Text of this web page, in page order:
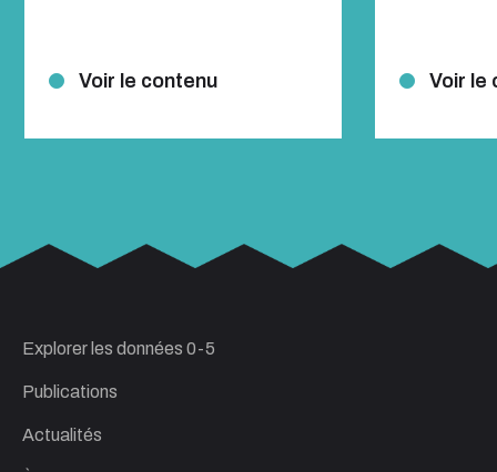
Voir le contenu Voir le
Explorer les données 0-5
Publications
Actualités